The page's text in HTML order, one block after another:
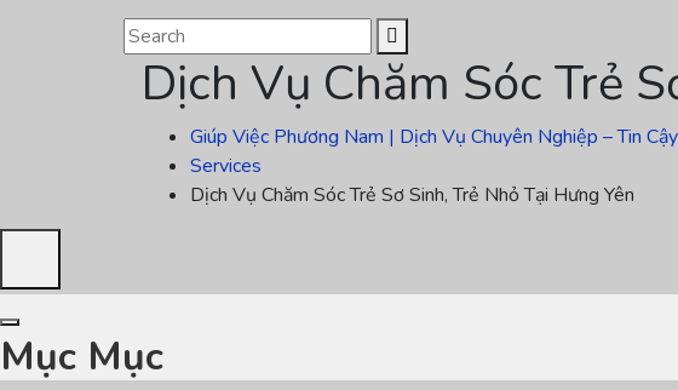
Dịch Vụ Chăm Sóc Trẻ
Giúp Việc Phương Nam | Dịch Vụ Chuyên Nghiệp – Tin Cậy
Services
Dịch Vụ Chăm Sóc Trẻ Sơ Sinh, Trẻ Nhỏ Tại Hưng Yên
Mục Mục